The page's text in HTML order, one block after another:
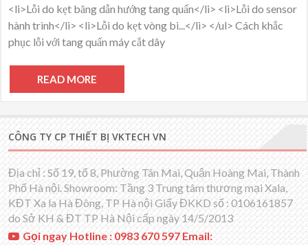
<li>Lỗi do kẹt băng dẫn hướng tang quấn</li> <li>Lỗi do sensor
hành trình</li> <li>Lỗi do kẹt vòng bi...</li> </ul> Cách khắc
phục lỗi với tang quấn máy cắt dây
READ MORE
CÔNG TY CP THIẾT BỊ VKTECH VN
Địa chỉ : Số 19, tổ 8, Phường Tân Mai, Quận Hoàng Mai, Thành
Phố Hà nội. Showroom: Tầng 3 Trung tâm thương mại Xala,
KĐT Xa la Hà Đông, TP Hà nội Giấy ĐKKD số : 0106161857
do Sở KH & ĐT TP Hà Nội cấp ngày 14/5/2013
Gọi ngay Hotline : 0983 670 597 Email: